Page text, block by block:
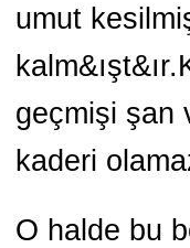
umut
geçmişi şan
kaderi
O halde bu